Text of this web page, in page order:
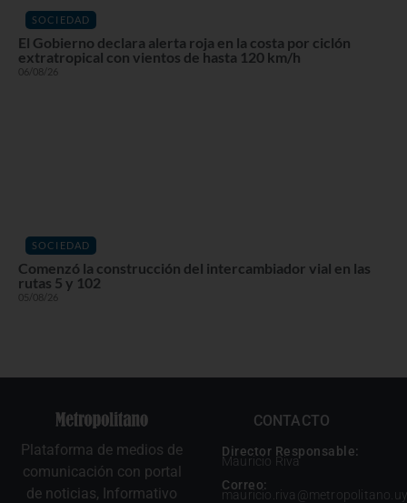
SOCIEDAD
El Gobierno declara alerta roja en la costa por ciclón
extratropical con vientos de hasta 120 km/h
06/08/26
SOCIEDAD
Comenzó la construcción del intercambiador vial en las
rutas 5 y 102
05/08/26
Plataforma de medios de
comunicación con portal
de noticias, Informativo
CONTACTO
Director Responsable:
Mauricio Riva
Correo:
mauricio.riva@metropolitano.uy